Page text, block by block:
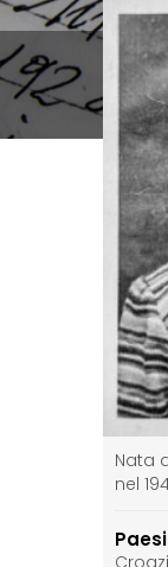
Nata
nel